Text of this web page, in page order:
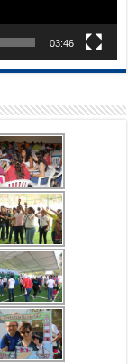
03:46